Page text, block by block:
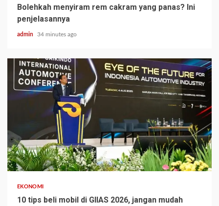
Bolehkah menyiram rem cakram yang panas? Ini
penjelasannya
admin 34 minutes ago
EKONOMI
10 tips beli mobil di GIIAS 2026, jangan mudah